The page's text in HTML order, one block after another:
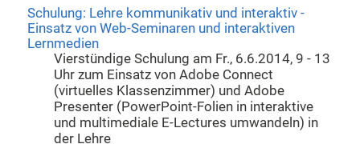
Schulung: Lehre kommunikativ und interaktiv -
Einsatz von Web-Seminaren und interaktiven
Lernmedien
Vierstündige Schulung am Fr., 6.6.2014, 9 - 13
Uhr zum Einsatz von Adobe Connect
(virtuelles Klassenzimmer) und Adobe
Presenter (PowerPoint-Folien in interaktive
und multimediale E-Lectures umwandeln) in
der Lehre